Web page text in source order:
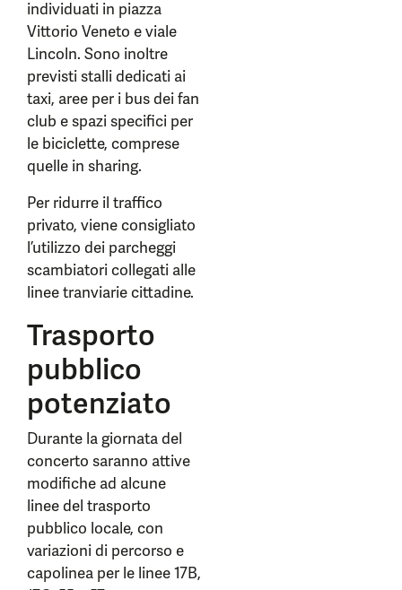
individuati in piazza
Vittorio Veneto e viale
Lincoln. Sono inoltre
previsti stalli dedicati ai
taxi, aree per i bus dei fan
club e spazi specifici per
le biciclette, comprese
quelle in sharing.
Per ridurre il traffico
privato, viene consigliato
l’utilizzo dei parcheggi
scambiatori collegati alle
linee tranviarie cittadine.
Trasporto
pubblico
potenziato
Durante la giornata del
concerto saranno attive
modifiche ad alcune
linee del trasporto
pubblico locale, con
variazioni di percorso e
capolinea per le linee 17B,